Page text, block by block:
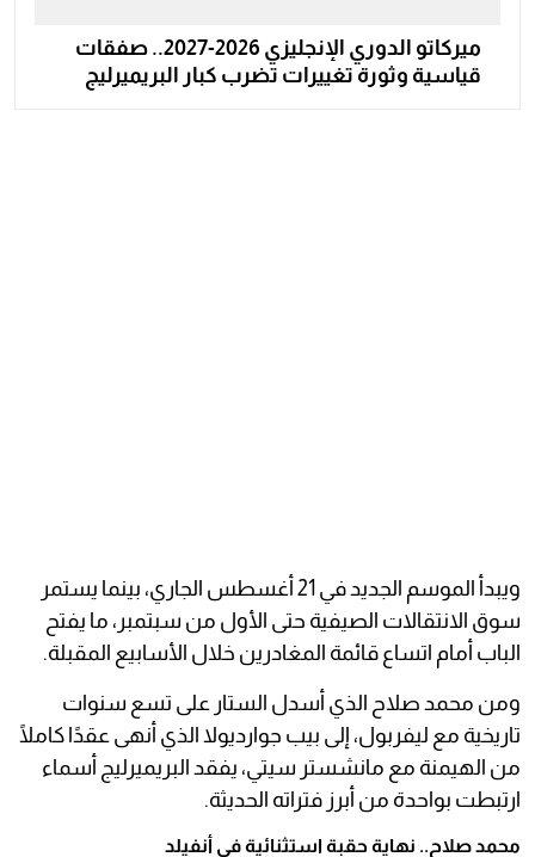
ميركاتو الدوري الإنجليزي 2026-2027.. صفقات
قياسية وثورة تغييرات تضرب كبار البريميرليج
ويبدأ الموسم الجديد في 21 أغسطس الجاري، بينما يستمر
سوق الانتقالات الصيفية حتى الأول من سبتمبر، ما يفتح
الباب أمام اتساع قائمة المغادرين خلال الأسابيع المقبلة.
ومن محمد صلاح الذي أسدل الستار على تسع سنوات
تاريخية مع ليفربول، إلى بيب جوارديولا الذي أنهى عقدًا كاملًا
من الهيمنة مع مانشستر سيتي، يفقد البريميرليج أسماء
ارتبطت بواحدة من أبرز فتراته الحديثة.
محمد صلاح.. نهاية حقبة استثنائية في أنفيلد